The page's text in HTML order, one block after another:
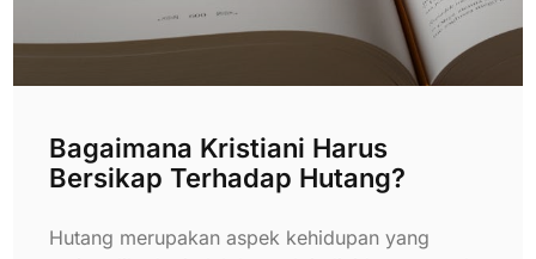
Bagaimana Kristiani Harus
Bersikap Terhadap Hutang?
Hutang merupakan aspek kehidupan yang